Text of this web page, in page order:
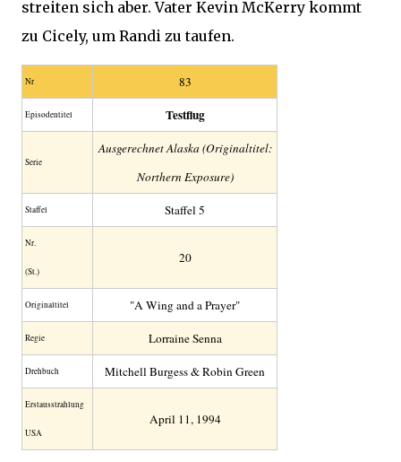
streiten sich aber. Vater Kevin McKerry kommt
zu Cicely, um Randi zu taufen.
Nr 83
Episodentitel Testflug
Serie
Ausgerechnet Alaska (Originaltitel:
Northern Exposure)
Staffel Staffel 5
Nr.
(St.)
20
Original­titel "A Wing and a Prayer"
Regie Lorraine Senna
Drehbuch Mitchell Burgess & Robin Green
Erstaus­strahlung
USA
April 11, 1994